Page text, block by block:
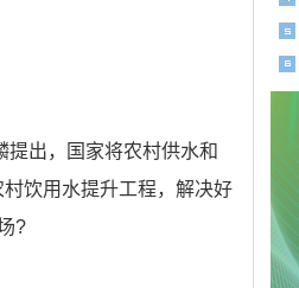
出，国家将农村供水和
饮用水提升工程，解决好
?